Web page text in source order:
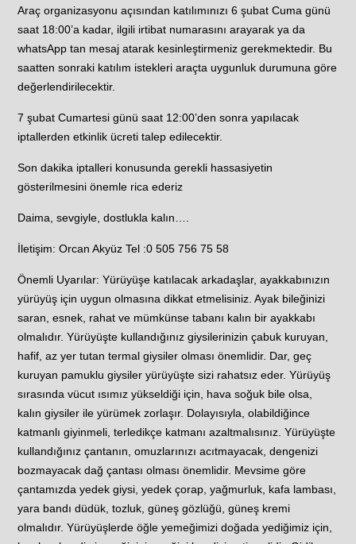
Araç organizasyonu açısından katılımınızı 6 şubat Cuma günü
saat 18:00’a kadar, ilgili irtibat numarasını arayarak ya da
whatsApp tan mesaj atarak kesinleştirmeniz gerekmektedir. Bu
saatten sonraki katılım istekleri araçta uygunluk durumuna göre
değerlendirilecektir.
7 şubat Cumartesi günü saat 12:00’den sonra yapılacak
iptallerden etkinlik ücreti talep edilecektir.
Son dakika iptalleri konusunda gerekli hassasiyetin
gösterilmesini önemle rica ederiz
Daima, sevgiyle, dostlukla kalın….
İletişim: Orcan Akyüz Tel :0 505 756 75 58
Önemli Uyarılar: Yürüyüşe katılacak arkadaşlar, ayakkabınızın
yürüyüş için uygun olmasına dikkat etmelisiniz. Ayak bileğinizi
saran, esnek, rahat ve mümkünse tabanı kalın bir ayakkabı
olmalıdır. Yürüyüşte kullandığınız giysilerinizin çabuk kuruyan,
hafif, az yer tutan termal giysiler olması önemlidir. Dar, geç
kuruyan pamuklu giysiler yürüyüşte sizi rahatsız eder. Yürüyüş
sırasında vücut ısımız yükseldiği için, hava soğuk bile olsa,
kalın giysiler ile yürümek zorlaşır. Dolayısıyla, olabildiğince
katmanlı giyinmeli, terledikçe katmanı azaltmalısınız. Yürüyüşte
kullandığınız çantanın, omuzlarınızı acıtmayacak, dengenizi
bozmayacak dağ çantası olması önemlidir. Mevsime göre
çantamızda yedek giysi, yedek çorap, yağmurluk, kafa lambası,
yara bandı düdük, tozluk, güneş gözlüğü, güneş kremi
olmalıdır. Yürüyüşlerde öğle yemeğimizi doğada yediğimiz için,